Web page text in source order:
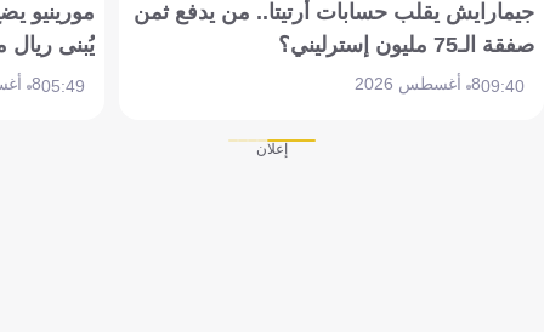
جيمارايش يقلب حسابات أرتيتا.. من يدفع ثمن
صفقة الـ75 مليون إسترليني؟
09:408 أغسطس 2026
مورينيو
يُبنى ريال
05:498 أغسطس 2026
إعلان